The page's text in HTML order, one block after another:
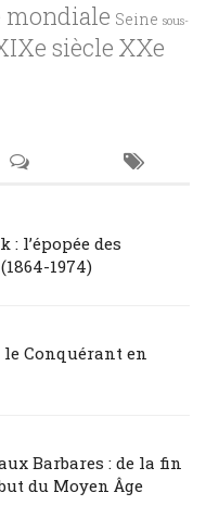
mondiale Seine sous-
siècle XXe
: l’épopée des
1974)
Conquérant en
Barbares : de la fin
du Moyen Âge